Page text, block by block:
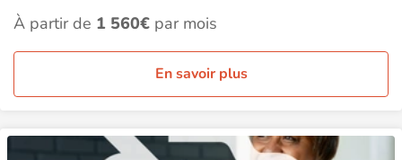
À partir de 1 560€ par mois
En savoir plus